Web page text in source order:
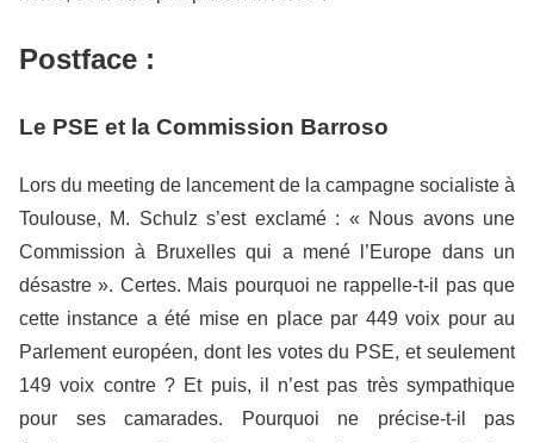
Postface :
Le PSE et la Commission Barroso
Lors du meeting de lancement de la campagne socialiste à
Toulouse, M. Schulz s’est exclamé : « Nous avons une
Commission à Bruxelles qui a mené l’Europe dans un
désastre ». Certes. Mais pourquoi ne rappelle-t-il pas que
cette instance a été mise en place par 449 voix pour au
Parlement européen, dont les votes du PSE, et seulement
149 voix contre ? Et puis, il n’est pas très sympathique
pour ses camarades. Pourquoi ne précise-t-il pas